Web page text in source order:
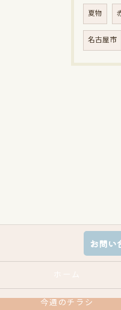
夏物
名古屋市
お問い
今週のチラシ